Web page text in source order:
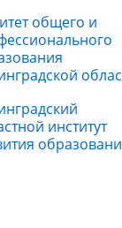
общего и
институт